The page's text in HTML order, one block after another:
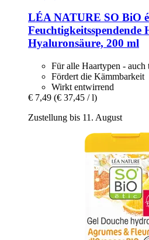
LÉA NATURE SO BiO
Hyaluronsäure, 200 ml
Für alle Haartypen - auch
Fördert die Kämmbarkeit
Wirkt entwirrend
€ 7,49 (€ 37,45 / l)
Zustellung bis 11. August